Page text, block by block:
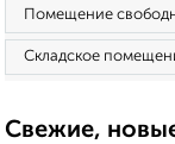
Помещение
Складское
Свежие,